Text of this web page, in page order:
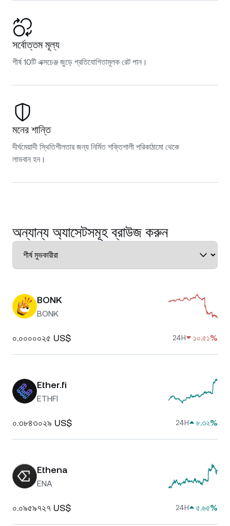
সর্বোত্তম মূল্য
শীর্ষ 10টি এক্সচেঞ্জ জুড়ে প্রতিযোগিতামূলক রেট পান।
মনের শান্তি
দীর্ঘমেয়াদী স্থিতিশীলতার জন্য নির্মিত শক্তিশালী পরিকাঠামো থেকে
লাভবান হন।
অন্যান্য অ্যাসেটসমূহ ব্রাউজ করুন
BONK
BONK
০.০০০০০২৫ US$ 24H ১০.৫১%
Ether.fi
ETHFI
০.৩৮৪৩০২৯ US$ 24H ৮.৩২%
Ethena
ENA
০.০৯৫৯৭২৭ US$ 24H ৫.৬৫%